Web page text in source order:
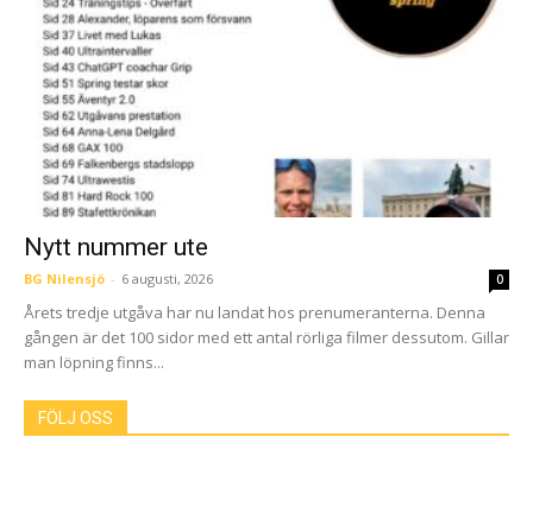
Nytt nummer ute
BG Nilensjö - 6 augusti, 2026 0
Årets tredje utgåva har nu landat hos prenumeranterna. Denna
gången är det 100 sidor med ett antal rörliga filmer dessutom. Gillar
man löpning finns...
FÖLJ OSS